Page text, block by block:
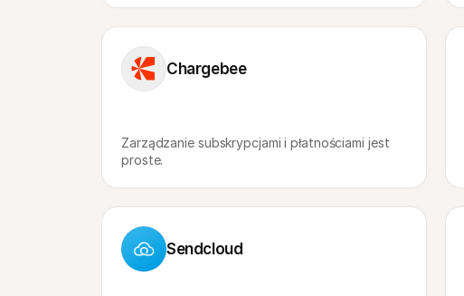
Chargebee
Zarządzanie subskrypcjami i płatnościami jest
proste.
Sendcloud